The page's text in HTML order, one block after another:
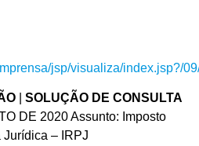
jsp/visualiza/index.jsp?/
SOLUÇÃO DE CONSULTA
DE 2020 Assunto: Imposto
– IRPJ